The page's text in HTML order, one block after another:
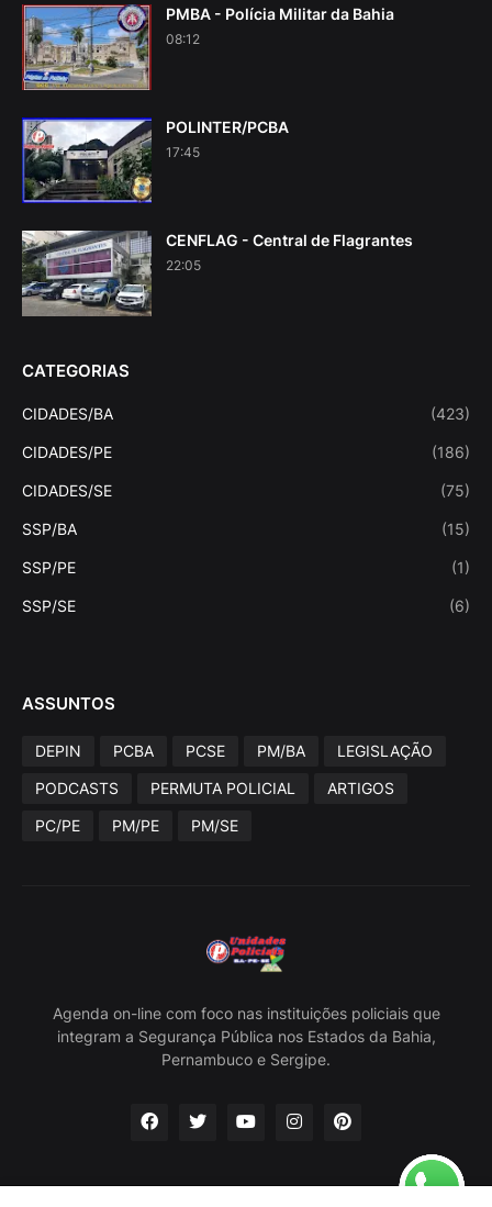
PMBA - Polícia Militar da Bahia
08:12
POLINTER/PCBA
17:45
CENFLAG - Central de Flagrantes
22:05
CATEGORIAS
CIDADES/BA (423)
CIDADES/PE (186)
CIDADES/SE (75)
SSP/BA (15)
SSP/PE (1)
SSP/SE (6)
ASSUNTOS
DEPIN PCBA PCSE PM/BA
LEGISLAÇÃO
PODCASTS
PERMUTA POLICIAL
ARTIGOS
PC/PE
PM/PE PM/SE
Agenda on-line com foco nas instituições policiais que
integram a Segurança Pública nos Estados da Bahia,
Pernambuco e Sergipe.